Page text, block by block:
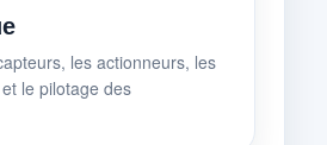
les actionneurs, les
le pilotage des